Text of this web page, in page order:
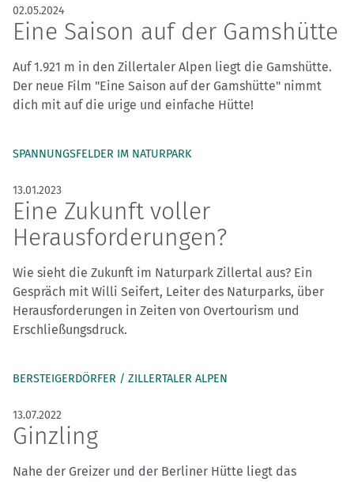
02.05.2024
Eine Saison auf der Gamshütte
Auf 1.921 m in den Zillertaler Alpen liegt die Gamshütte.
Der neue Film "Eine Saison auf der Gamshütte" nimmt
dich mit auf die urige und einfache Hütte!
SPANNUNGSFELDER IM NATURPARK
13.01.2023
Eine Zukunft voller
Herausforderungen?
Wie sieht die Zukunft im Naturpark Zillertal aus? Ein
Gespräch mit Willi Seifert, Leiter des Naturparks, über
Herausforderungen in Zeiten von Overtourism und
Erschließungsdruck.
BERSTEIGERDÖRFER / ZILLERTALER ALPEN
13.07.2022
Ginzling
Nahe der Greizer und der Berliner Hütte liegt das